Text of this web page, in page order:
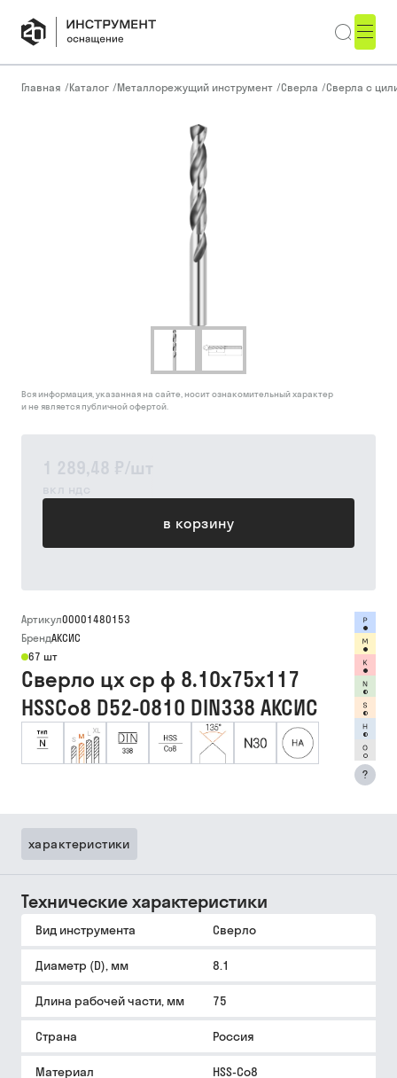
Главная /Каталог /Металлорежущий инструмент /Сверла /Сверла с
1 289,48 ₽/шт
вкл ндс
в корзину
Вся информация, указанная на сайте, носит ознакомительный характер
и не является публичной офертой.
Артикул00001480153
БрендАКСИС
67 шт
Сверло цх ср ф 8.10х75х117
HSSCo8 D52-0810 DIN338 АКСИС
?
характеристики
Технические характеристики
Вид инструмента Сверло
Диаметр (D), мм 8.1
Длина рабочей части, мм 75
Страна Россия
Материал HSS-Co8